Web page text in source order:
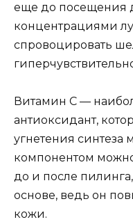
еще до посещения
концентрациями
спровоцировать
Витамин С —
антиоксидант,
угнетения синтеза
компонентом
до и после
основе, ведь он
кожи.